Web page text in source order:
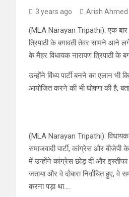
3 years ago Arish Ahmed
(MLA Narayan Tripathi): एक बार
त्रिपाठी के बगावती तेवर सामने आने
के मैहर विधायक नारायण त्रिपाठी के
उन्होंने विंध्य पार्टी बनने का एलान
आयोजित करने की भी घोषणा की है,
(MLA Narayan Tripathi): विधायक
समाजवादी पार्टी, कांग्रेस और
में उन्होंने कांग्रेस छोड़ दी और
जताया और वे दोबारा निर्वाचित हुए,
करना पड़ा था….